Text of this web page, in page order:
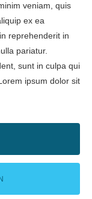
veniam, quis
ex ea
reprehenderit in
pariatur.
sunt in culpa qui
ipsum dolor sit